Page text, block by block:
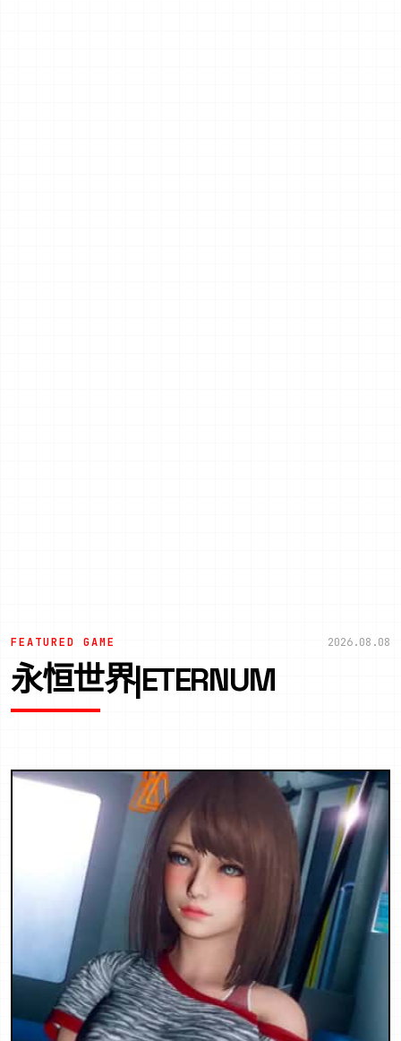
FEATURED GAME 2026.08.08
永恒世界|ETERNUM